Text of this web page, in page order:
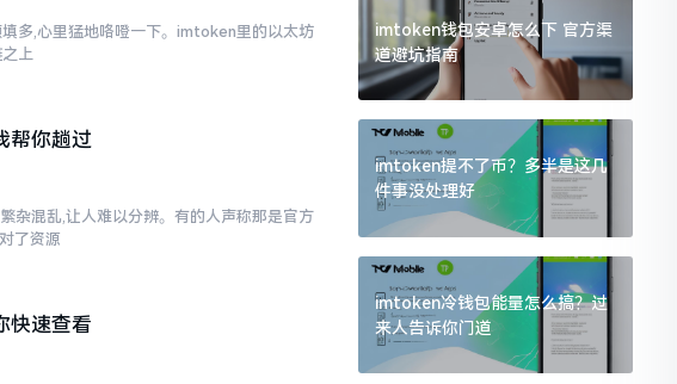
多,心里猛地咯噔一下。imtoken里的以太坊
上
帮你趟过
杂混乱,让人难以分辨。有的人声称那是官方
了资源
快速查看
imtoken钱包安卓怎么下 官方渠
道避坑指南
imtoken提不了币？多半是这几
件事没处理好
imtoken冷钱包能量怎么搞？过
来人告诉你门道